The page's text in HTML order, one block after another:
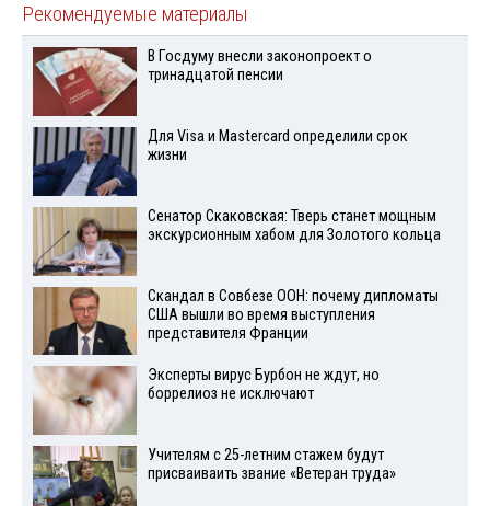
Рекомендуемые материалы
В Госдуму внесли законопроект о
тринадцатой пенсии
Для Visа и Mastercard определили срок
жизни
Сенатор Скаковская: Тверь станет мощным
экскурсионным хабом для Золотого кольца
Скандал в Совбезе ООН: почему дипломаты
США вышли во время выступления
представителя Франции
Эксперты вирус Бурбон не ждут, но
боррелиоз не исключают
Учителям с 25-летним стажем будут
присваиваить звание «Ветеран труда»